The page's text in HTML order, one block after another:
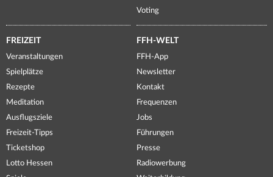
Voting
FREIZEIT
Veranstaltungen
Spielplätze
Rezepte
Meditation
Ausflugsziele
Freizeit-Tipps
Ticketshop
Lotto Hessen
FFH-WELT
FFH-App
Newsletter
Kontakt
Frequenzen
Jobs
Führungen
Presse
Radiowerbung